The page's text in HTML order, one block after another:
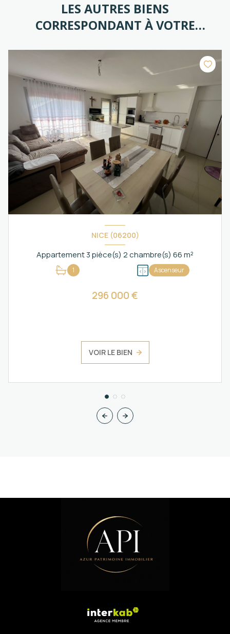
LES AUTRES BIENS
CORRESPONDANT À VOTRE
NICE (06200)
Appartement 3 pièce(s) 2 chambre(s) 66 m²
1 Ascenseur
296 000 €
VOIR LE BIEN